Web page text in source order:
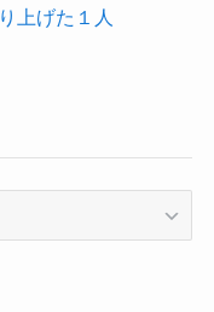
上げた１人